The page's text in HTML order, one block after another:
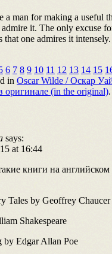
a man for making a useful
admire it. The only excuse
that one admires it
6 7 8 9 10 11 12 13 14 15
in Oscar Wilde / Оскар
оригинале (in the original).
says:
at 16:44
книги на английском
Tales by Geoffrey Chaucer
Shakespeare
by Edgar Allan Poe